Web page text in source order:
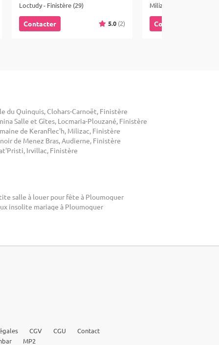
Loctudy - Finistère (29)
Contacter 5.0 (2)
Milizac - Finistère (29)
Contacter
du Quinquis, Clohars-Carnoët, Finistère
Salle et Gîtes, Locmaria-Plouzané, Finistère
de Keranflec'h, Milizac, Finistère
de Menez Bras, Audierne, Finistère
Irvillac, Finistère
salle à louer pour fête à Ploumoguer
insolite mariage à Ploumoguer
CGV CGU
Contact
MP2